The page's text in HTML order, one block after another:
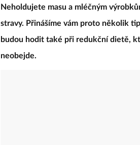
Neholdujete masu a mléčným
stravy. Přinášíme vám proto několik
budou hodit také při redukční dietě,
neobejde.